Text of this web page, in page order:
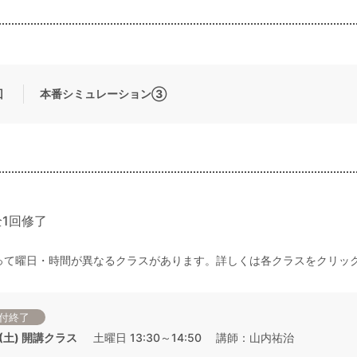
本番シミュレーション③
回修了
曜日・時間が異なるクラスがあります。詳しくは各クラスをクリッ
終了
) 開講クラス 土曜日 13:30～14:50 講師：山内祐治